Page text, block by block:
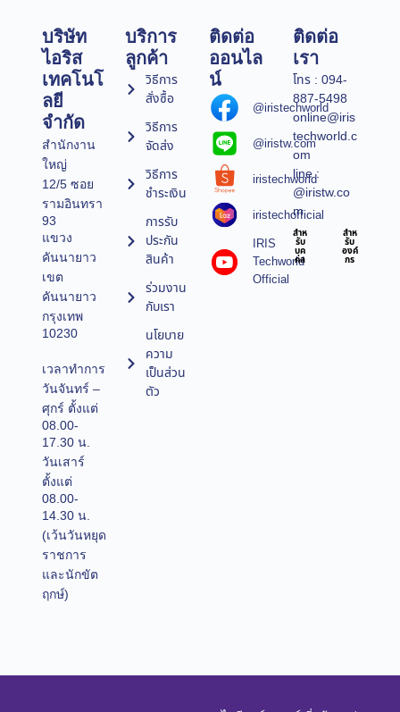
บริษัท
ไอริส
เทคโนโ
ลยี
จำกัด
สำนักงาน
ใหญ่
12/5 ซอย
รามอินทรา
93
แขวง
คันนายาว
เขต
คันนายาว
กรุงเทพ
10230
เวลาทำการ
วันจันทร์ –
ศุกร์ ตั้งแต่
08.00-
17.30 น.
วันเสาร์
ตั้งแต่
08.00-
14.30 น.
(เว้นวันหยุด
ราชการ
และนักขัต
ฤกษ์)
บริการ
ลูกค้า
วิธีการ
สั่งซื้อ
วิธีการ
จัดส่ง
วิธีการ
ชำระเงิน
การรับ
ประกัน
สินค้า
ร่วมงาน
กับเรา
นโยบาย
ความ
เป็นส่วน
ตัว
ติดต่อ
ออนไล
น์
@iristechworld
@iristw.com
iristechworld
iristechofficial
IRIS
Techworld
Official
ติดต่อ
เรา
โทร : 094-
887-5498
online@iris
techworld.c
om
line :
@iristw.co
m
สำห
รับ
บุค
คล
สำห
รับ
องค์
กร